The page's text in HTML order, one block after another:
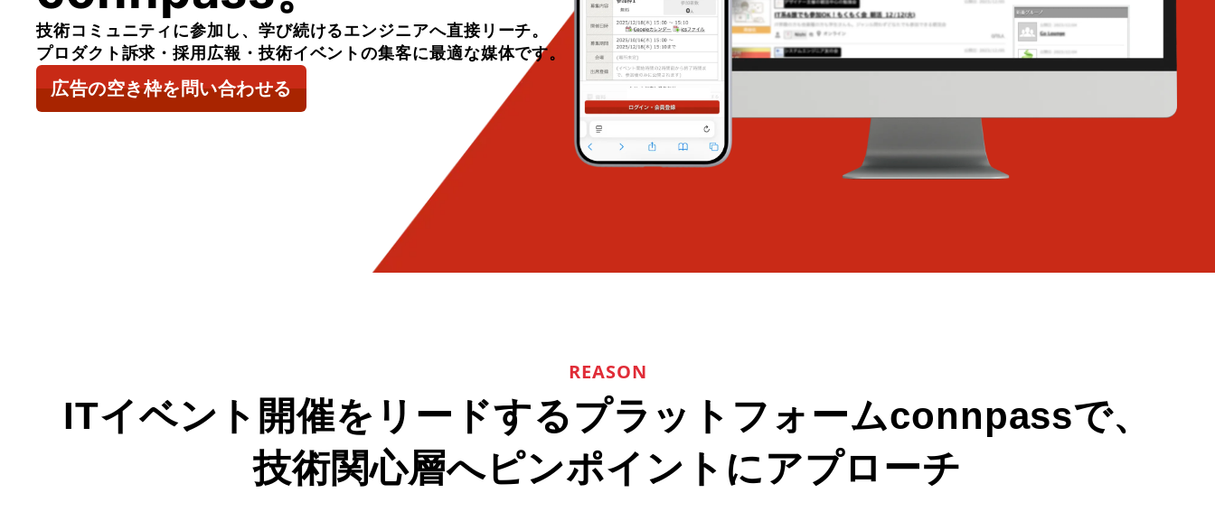
技術コミュニティに参加し、学び続けるエンジニアへ直接リーチ。
プロダクト訴求・採用広報・技術イベントの集客に最適な媒体です。
広告の空き枠を問い合わせる
REASON
ITイベント開催をリードするプラットフォームconnpassで、
技術関心層へピンポイントにアプローチ